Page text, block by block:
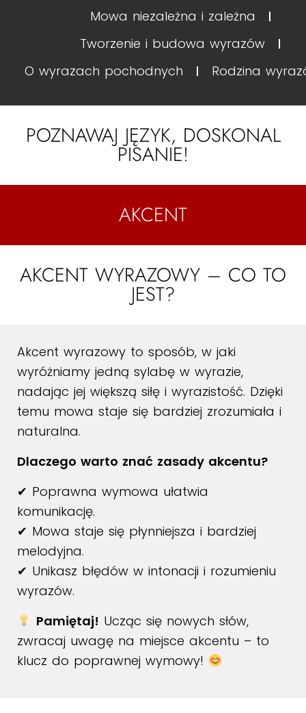
Mowa niezależna i zależna
Tworzenie i budowa wyrazów
O wyrazach pochodnych
Rodzina
POZNAWAJ JĘZYK, DOSKONAL
PISANIE!
AKCENT
AKCENT WYRAZOWY – CO TO
JEST?
Akcent wyrazowy to sposób, w jaki
wyróżniamy jedną sylabę w wyrazie,
nadając jej większą siłę i wyrazistość. Dzięki
temu mowa staje się bardziej zrozumiała i
naturalna.
Dlaczego warto znać zasady akcentu?
✔ Poprawna wymowa ułatwia
komunikację.
✔ Mowa staje się płynniejsza i bardziej
melodyjna.
✔ Unikasz błędów w intonacji i rozumieniu
wyrazów.
Pamiętaj! Ucząc się nowych słów,
zwracaj uwagę na miejsce akcentu – to
klucz do poprawnej wymowy!